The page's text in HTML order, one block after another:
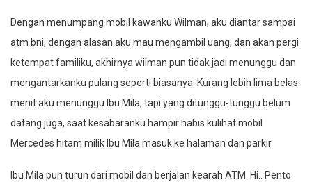
Dengan menumpang mobil kawanku Wilman, aku diantar sampai
atm bni, dengan alasan aku mau mengambil uang, dan akan pergi
ketempat familiku, akhirnya wilman pun tidak jadi menunggu dan
mengantarkanku pulang seperti biasanya. Kurang lebih lima belas
menit aku menunggu Ibu Mila, tapi yang ditunggu-tunggu belum
datang juga, saat kesabaranku hampir habis kulihat mobil
Mercedes hitam milik Ibu Mila masuk ke halaman dan parkir.
Ibu Mila pun turun dari mobil dan berjalan kearah ATM. Hi.. Pento